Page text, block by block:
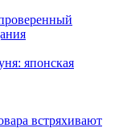
японская
встряхивают